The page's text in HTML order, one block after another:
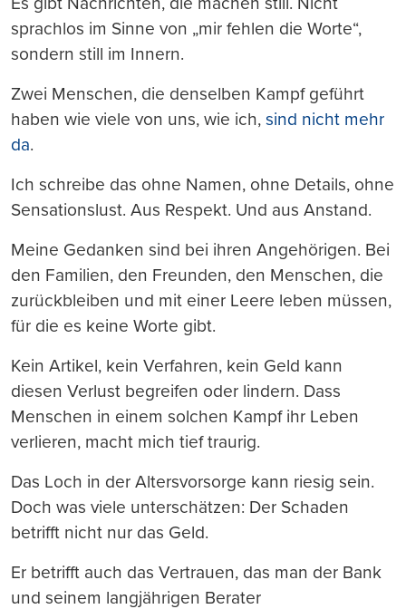
sprachlos im Sinne von „mir fehlen die Worte“,
sondern still im Innern.
Zwei Menschen, die denselben Kampf geführt
haben wie viele von uns, wie ich, sind nicht mehr
da.
Ich schreibe das ohne Namen, ohne Details, ohne
Sensationslust. Aus Respekt. Und aus Anstand.
Meine Gedanken sind bei ihren Angehörigen. Bei
den Familien, den Freunden, den Menschen, die
zurückbleiben und mit einer Leere leben müssen,
für die es keine Worte gibt.
Kein Artikel, kein Verfahren, kein Geld kann
diesen Verlust begreifen oder lindern. Dass
Menschen in einem solchen Kampf ihr Leben
verlieren, macht mich tief traurig.
Das Loch in der Altersvorsorge kann riesig sein.
Doch was viele unterschätzen: Der Schaden
betrifft nicht nur das Geld.
Er betrifft auch das Vertrauen, das man der Bank
und seinem langjährigen Berater